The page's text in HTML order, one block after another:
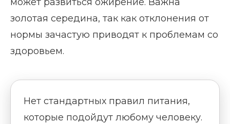
золотая середина, так как отклонения от
нормы зачастую приводят к проблемам со
здоровьем.
Нет стандартных правил питания,
которые подойдут любому человеку.